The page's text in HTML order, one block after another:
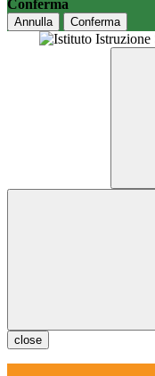
Conferma
Annulla Conferma
close